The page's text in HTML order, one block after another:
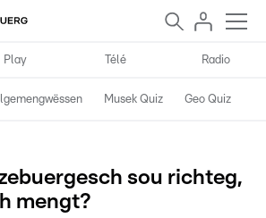
Play Télé Radio
Musek Quiz Geo Quiz
sou richteg,
mengt?